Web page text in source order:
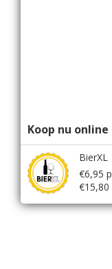
Koop nu online
BierXL
€6,95